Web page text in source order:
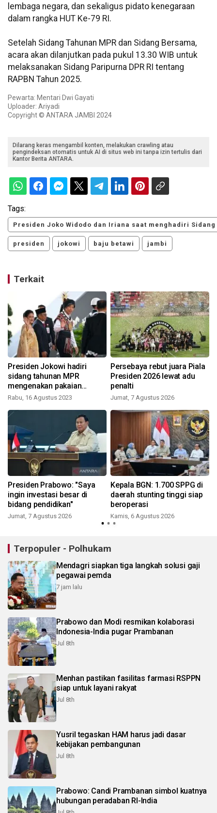
lembaga negara, dan sekaligus pidato kenegaraan
dalam rangka HUT Ke-79 RI.
Setelah Sidang Tahunan MPR dan Sidang Bersama,
acara akan dilanjutkan pada pukul 13.30 WIB untuk
melaksanakan Sidang Paripurna DPR RI tentang
RAPBN Tahun 2025.
Pewarta: Mentari Dwi Gayati
Uploader: Ariyadi
Copyright © ANTARA JAMBI 2024
Dilarang keras mengambil konten, melakukan crawling atau
pengindeksan otomatis untuk AI di situs web ini tanpa izin tertulis dari
Kantor Berita ANTARA.
Tags:
Presiden Joko Widodo dan Iriana saat menghadiri Sidang
presiden jokowi baju betawi jambi
Terkait
Presiden Jokowi hadiri
sidang tahunan MPR
mengenakan pakaian
Maluku
Rabu, 16 Agustus 2023
Persebaya rebut juara Piala
Presiden 2026 lewat adu
penalti
Jumat, 7 Agustus 2026
Presiden Prabowo: "Saya
ingin investasi besar di
bidang pendidikan"
Jumat, 7 Agustus 2026
Kepala BGN: 1.700 SPPG di
daerah stunting tinggi siap
beroperasi
Kamis, 6 Agustus 2026
Terpopuler - Polhukam
Mendagri siapkan tiga langkah solusi gaji
pegawai pemda
7 jam lalu
Prabowo dan Modi resmikan kolaborasi
Indonesia-India pugar Prambanan
Jul 8th
Menhan pastikan fasilitas farmasi RSPPN
siap untuk layani rakyat
Jul 8th
Yusril tegaskan HAM harus jadi dasar
kebijakan pembangunan
Jul 8th
Prabowo: Candi Prambanan simbol kuatnya
hubungan peradaban RI-India